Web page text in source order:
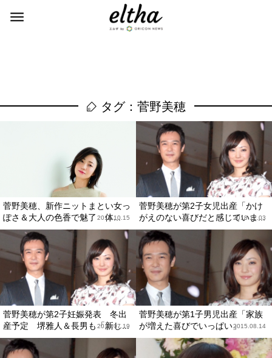
タグ：菅野美穂
菅野美穂、新作ニットまとい女っ
ぽさ＆大人の色香で魅了 体...
2019.10.15
菅野美穂が第2子女児出産「かけ
がえのない喜びだと感じていま...
2018.12.03
菅野美穂が第2子妊娠発表 冬出
産予定 堺雅人＆長男も「新し...
2018.07.19
菅野美穂が第1子男児出産「家族
が増えた喜びでいっぱい」2015.08.14